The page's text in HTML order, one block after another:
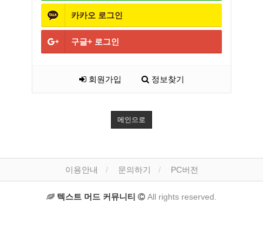
카카오 로그인
구글+ 로그인
회원가입 정보찾기
메인으로
이용안내 문의하기 PC버전
텍스트 머드 커뮤니티 All rights reserved.